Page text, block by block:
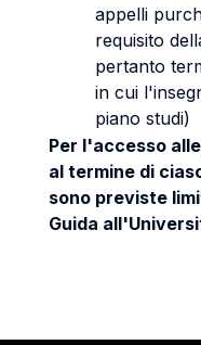
appelli
requisito
pertanto
in cui
piano studi)
Per l'accesso
al termine di
sono previste
Guida